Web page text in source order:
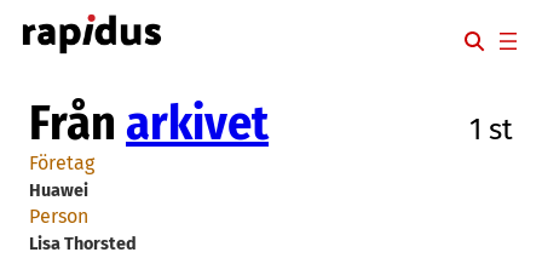
Hoppa
till
Från arkivet 1 st
Företag
Huawei
Person
Lisa Thorsted